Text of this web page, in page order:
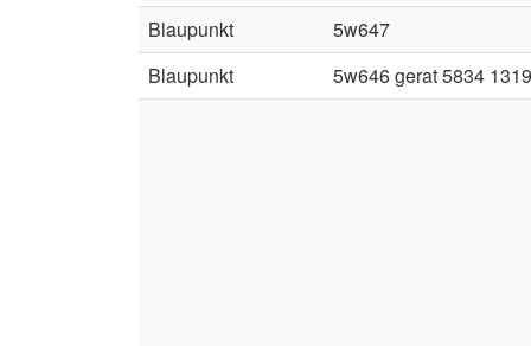
Blaupunkt
5w647
Blaupunkt
5w646 gerat 5834